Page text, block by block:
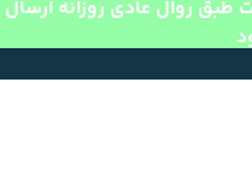
روال عادی روزانه ارسال